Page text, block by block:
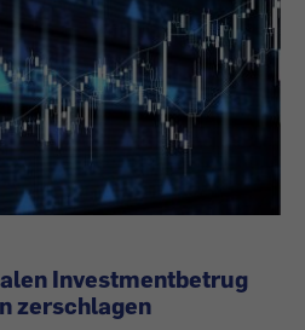
Investmentbetrug
zerschlagen